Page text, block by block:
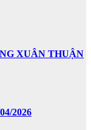
XUÂN THUẬN
2026